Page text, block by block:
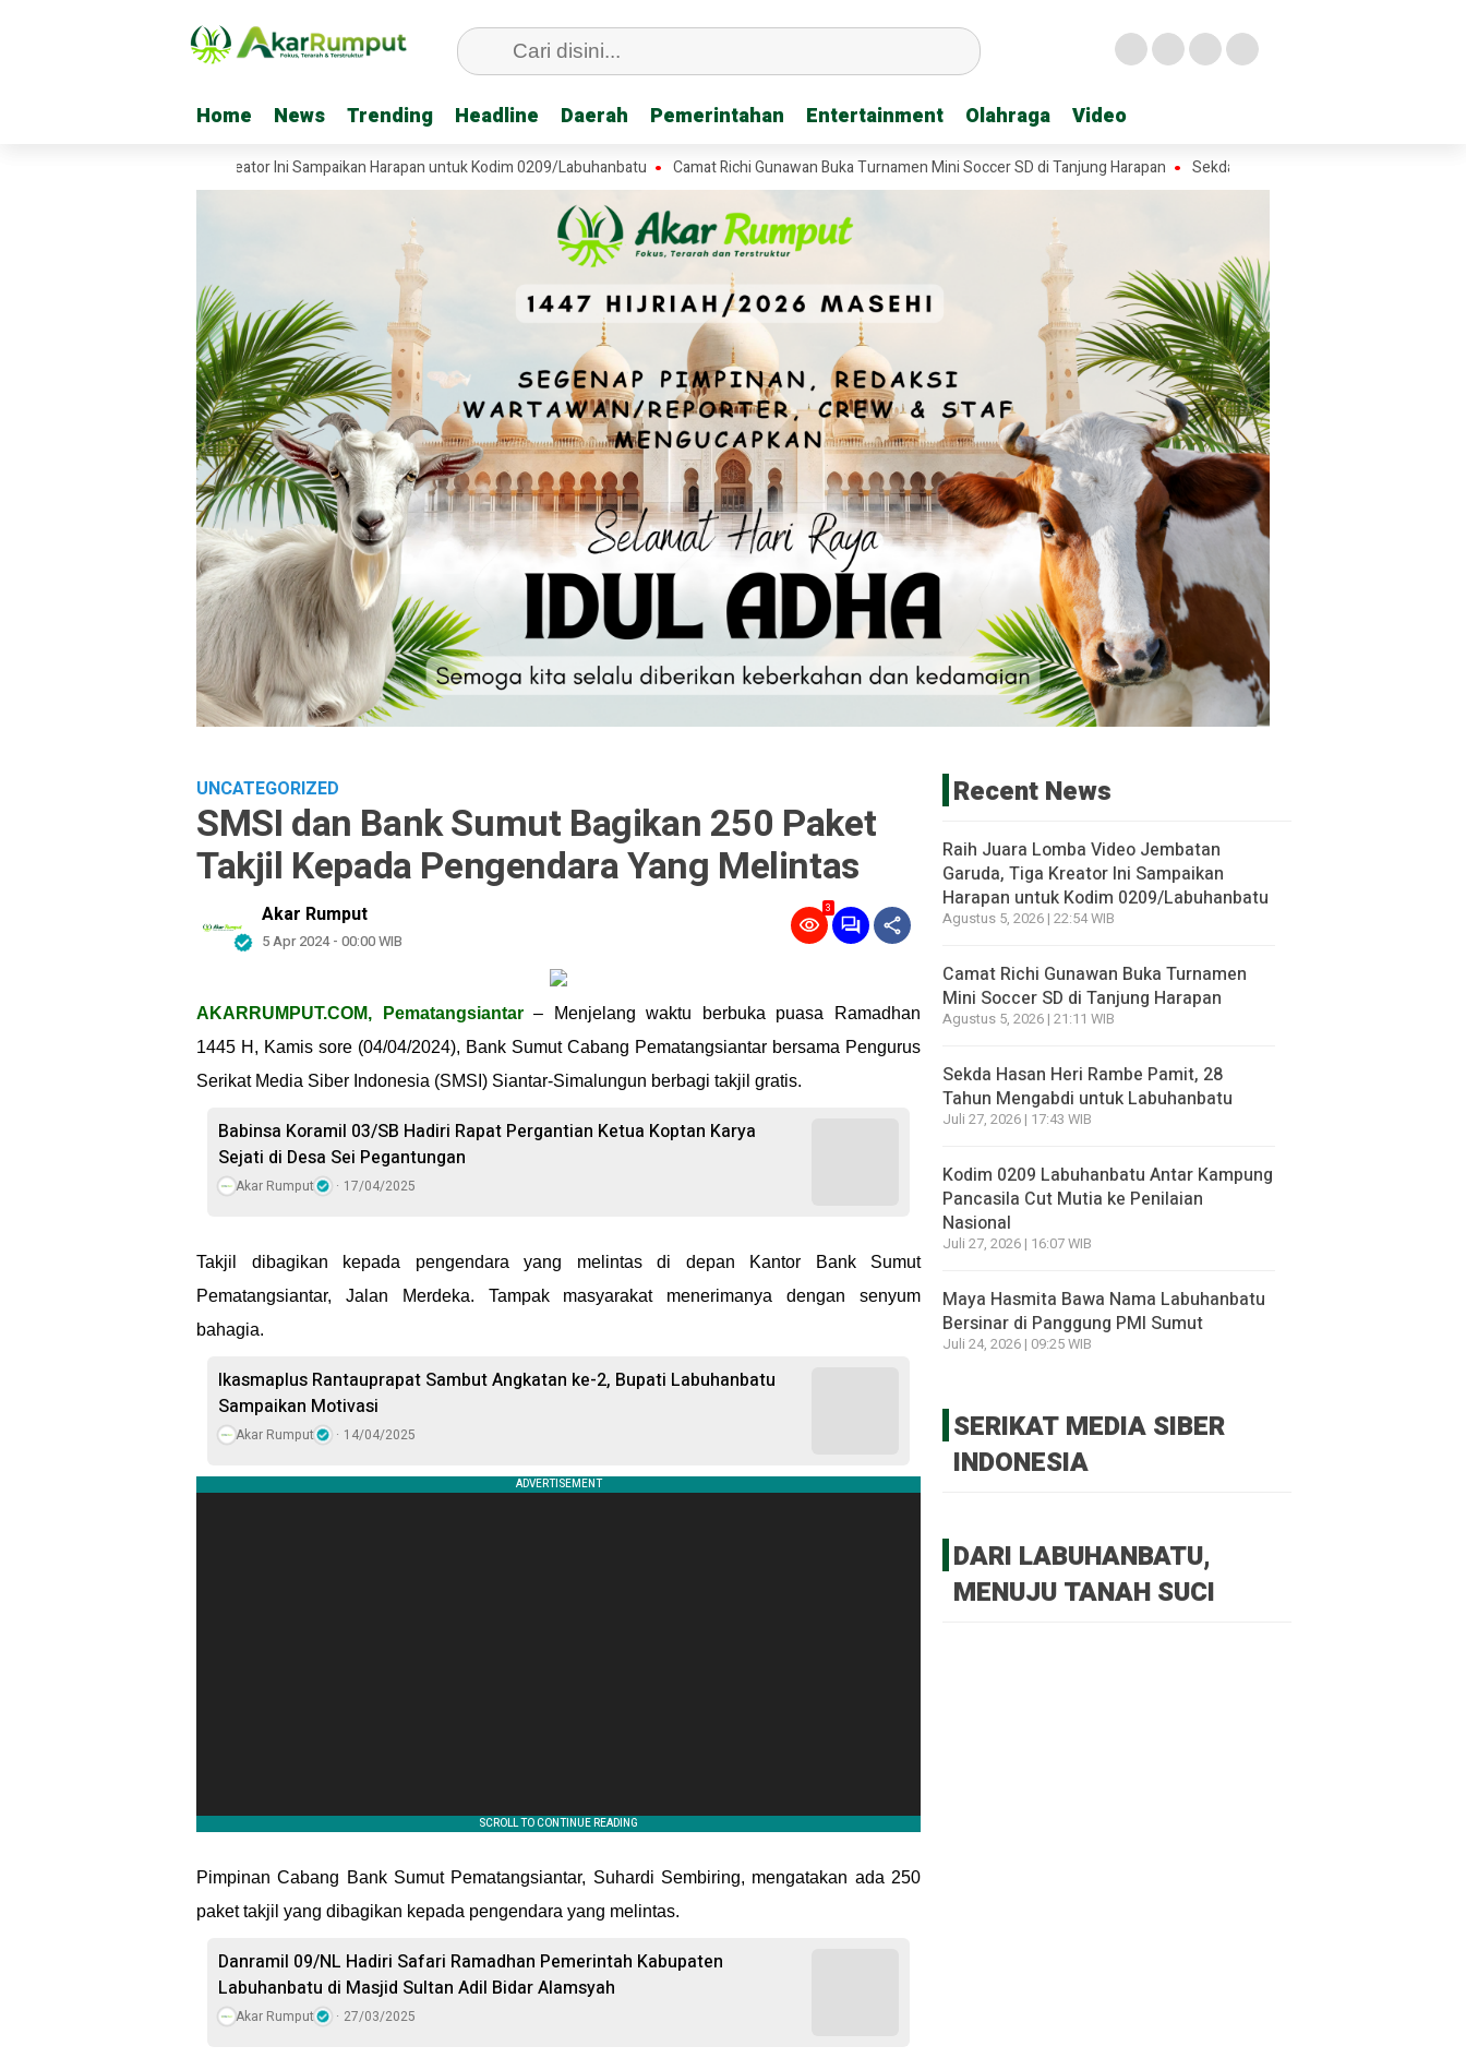
Home News Trending Headline Daerah Pemerintahan Entertainment Olahraga Video
Home News Trending Headline Daerah Pemerintahan Entertainment Olahraga Video
Garuda, Tiga Kreator Ini Sampaikan Harapan untuk Kodim 0209/Labuhanbatu Camat Richi Gunawan Buka Turnamen Mini Soccer SD di Tanjung Harapan Sekda Hasan Heri Rambe Pamit, 28 Tahun
UNCATEGORIZED
SMSI dan Bank Sumut Bagikan 250 Paket
Takjil Kepada Pengendara Yang Melintas
Akar Rumput
5 Apr 2024 - 00:00 WIB
3
AKARRUMPUT.COM, Pematangsiantar– Menjelang waktu berbuka puasa Ramadhan
1445 H, Kamis sore (04/04/2024), Bank Sumut Cabang Pematangsiantar bersama Pengurus
Serikat Media Siber Indonesia (SMSI) Siantar-Simalungun berbagi takjil gratis.
Babinsa Koramil 03/SB Hadiri Rapat Pergantian Ketua Koptan Karya
Sejati di Desa Sei Pegantungan
Akar Rumput 17/04/2025
Takjil dibagikan kepada pengendara yang melintas di depan Kantor Bank Sumut
Pematangsiantar, Jalan Merdeka. Tampak masyarakat menerimanya dengan senyum
bahagia.
Ikasmaplus Rantauprapat Sambut Angkatan ke-2, Bupati Labuhanbatu
Sampaikan Motivasi
Akar Rumput 14/04/2025
Pimpinan Cabang Bank Sumut Pematangsiantar, Suhardi Sembiring, mengatakan ada 250
paket takjil yang dibagikan kepada pengendara yang melintas.
Danramil 09/NL Hadiri Safari Ramadhan Pemerintah Kabupaten
Labuhanbatu di Masjid Sultan Adil Bidar Alamsyah
Akar Rumput 27/03/2025
Recent News
Raih Juara Lomba Video Jembatan
Garuda, Tiga Kreator Ini Sampaikan
Harapan untuk Kodim 0209/Labuhanbatu
Agustus 5, 2026 | 22:54 WIB
Camat Richi Gunawan Buka Turnamen
Mini Soccer SD di Tanjung Harapan
Agustus 5, 2026 | 21:11 WIB
Sekda Hasan Heri Rambe Pamit, 28
Tahun Mengabdi untuk Labuhanbatu
Juli 27, 2026 | 17:43 WIB
Kodim 0209 Labuhanbatu Antar Kampung
Pancasila Cut Mutia ke Penilaian
Nasional
Juli 27, 2026 | 16:07 WIB
Maya Hasmita Bawa Nama Labuhanbatu
Bersinar di Panggung PMI Sumut
Juli 24, 2026 | 09:25 WIB
SERIKAT MEDIA SIBER
INDONESIA
DARI LABUHANBATU,
MENUJU TANAH SUCI